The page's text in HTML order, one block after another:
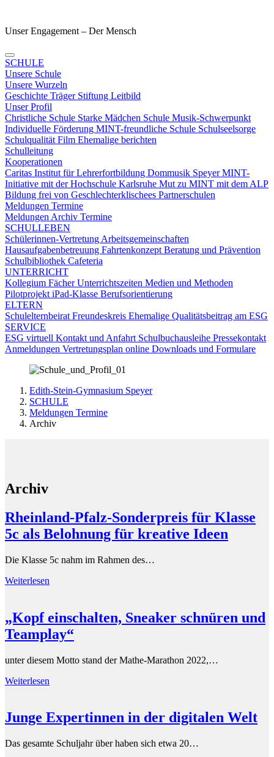
Unser Engagement – Der Mensch
SCHULE
Unsere Schule
Unsere Wurzeln
Geschichte Träger Stiftung Leitbild
Unser Profil
Christliche Schule Starke Mädchen Schule Musik-Schwerpunkt
Individuelle Förderung MINT-freundliche Schule Schulseelsorge
Schulqualität Film Ehemalige berichten
Schulleitung
Kooperationen
Caritas Institut für Lehrerfortbildung Dommusik SpeyerMINT-
Initiative mit der Hochschule Karlsruhe Mut zu MINT mit dem ALP
Bildung frei von Geschlechterklischees Partnerschulen
Meldungen Termine
Meldungen Archiv Termine
SCHULLEBEN
Schülerinnen-Vertretung Arbeitsgemeinschaften
Hausaufgabenbetreuung Fahrtenkonzept Beratung und Prävention
Schulbibliothek Cafeteria
UNTERRICHT
Kollegium FächerUnterrichtszeiten Medien und Methoden
Pilotprojekt iPad-Klasse Berufsorientierung
ELTERN
Schulelternbeirat Freundeskreis Ehemalige Qualitätsbeitrag am ESG
SERVICE
ESG virtuell Kontakt und Anfahrt Schulbuchausleihe Pressekontakt
Anmeldungen Vertretungsplan online Downloads und Formulare
Edith-Stein-Gymnasium Speyer
SCHULE
Meldungen Termine
Archiv
Archiv
Rheinland-Pfalz-Sonderpreis für Klasse
5c als Belohnung für kreative Ideen
Die Klasse 5c nahm im Rahmen des…
Weiterlesen
„Kopf einschalten, Sneaker schnüren und
Teamplay“
unter diesem Motto stand der Mathe-Marathon 2022,…
Weiterlesen
Junge Expertinnen in der digitalen Welt
Das gesamte Schuljahr über haben sich etwa 20…